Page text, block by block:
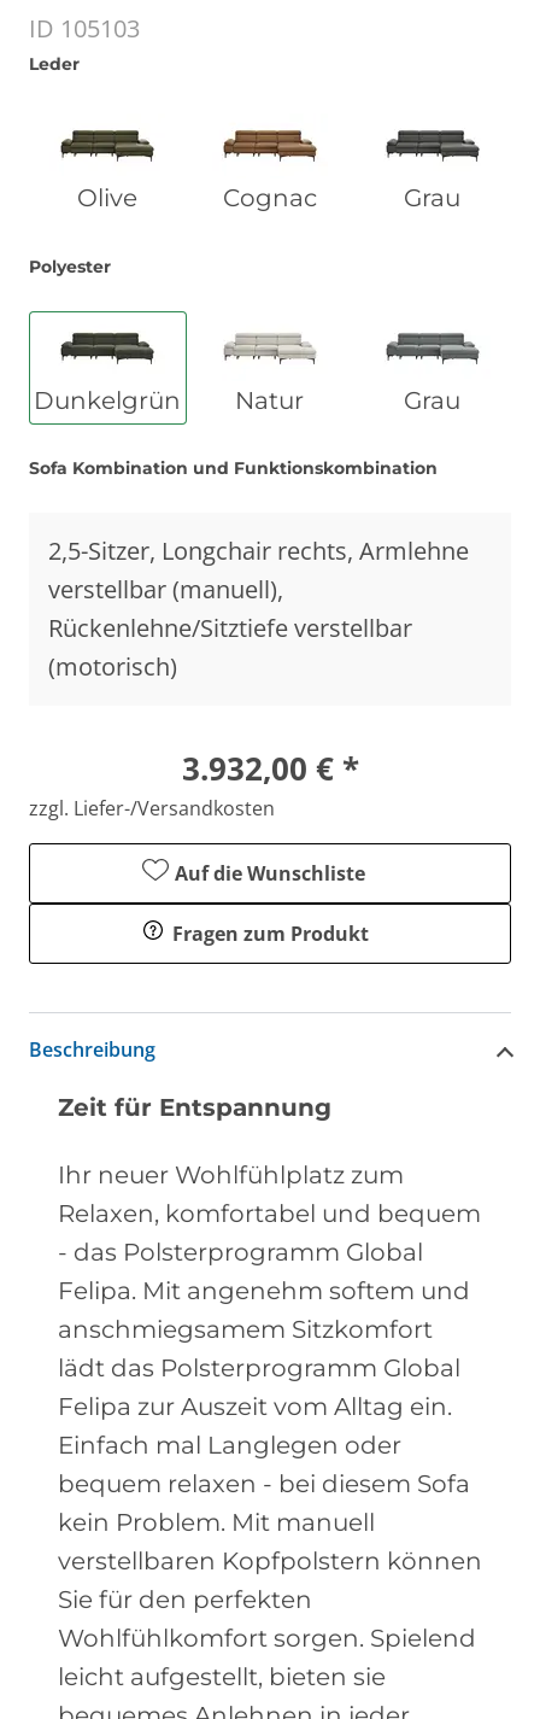
ID 105103
Leder
Olive Cognac Grau
Polyester
Dunkelgrün Natur Grau
Sofa Kombination und Funktionskombination
2,5-Sitzer, Longchair rechts, Armlehne
verstellbar (manuell),
Rückenlehne/Sitztiefe verstellbar
(motorisch)
3.932,00 € *
zzgl. Liefer-/Versandkosten
Auf die Wunschliste
Fragen zum Produkt
Beschreibung
Zeit für Entspannung
Ihr neuer Wohlfühlplatz zum
Relaxen, komfortabel und bequem
- das Polsterprogramm Global
Felipa. Mit angenehm softem und
anschmiegsamem Sitzkomfort
lädt das Polsterprogramm Global
Felipa zur Auszeit vom Alltag ein.
Einfach mal Langlegen oder
bequem relaxen - bei diesem Sofa
kein Problem. Mit manuell
verstellbaren Kopfpolstern können
Sie für den perfekten
Wohlfühlkomfort sorgen. Spielend
leicht aufgestellt, bieten sie